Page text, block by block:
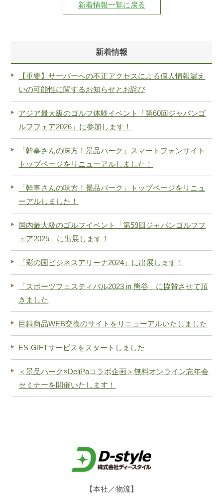
新着情報一覧に戻る
新着情報
【重要】サーバーへの不正アクセスによる個人情報漏え
いの可能性に関するお知らせとお詫び
アジア最大級のゴルフ体験イベント「第60回ジャパンゴ
ルフフェア2026」に参加します！
「幹事さんの味方！景品パーク」スマートフォンサイト
トップページをリニューアルしました！
「幹事さんの味方！景品パーク」トップページをリニュ
ーアルしました！
国内最大級のゴルフイベント「第59回ジャパンゴルフフ
ェア2025」に出展します！
「彩の国ビジネスアリーナ2024」に出展します！
「スポーツフェスティバル2023 in 熊谷」に協賛させて頂
きました
目録商品WEB交換のサイトをリニューアルいたしました
ES-GIFTサービスをスタートしました
＜景品パーク×DeliPaコラボ企画＞無料オンライン忘年会
セミナーを開催いたします！
【本社／物流】